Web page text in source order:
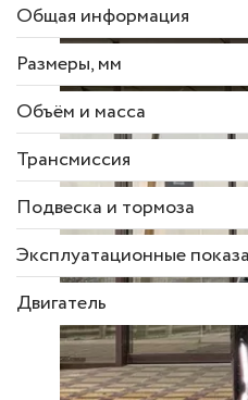
Общая информация
Размеры, мм
Объём и масса
Трансмиссия
Подвеска и тормоза
Эксплуатационные
Двигатель